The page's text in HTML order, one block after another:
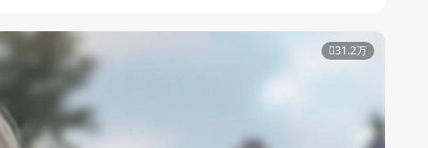
31.2万